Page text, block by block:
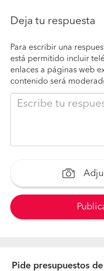
Deja tu respuesta
Para escribir una
está permitido incluir
enlaces a páginas web
contenido será
Pide presupuestos